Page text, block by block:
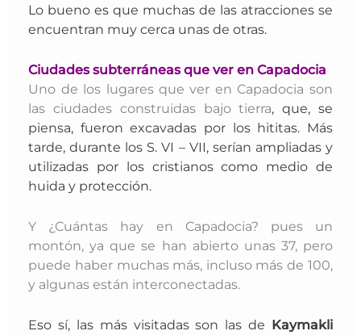
Lo bueno es que muchas de las atracciones se
encuentran muy cerca unas de otras.
Ciudades subterráneas que ver en Capadocia
Uno de los lugares que ver en Capadocia son
las ciudades construidas bajo tierra, que, se
piensa, fueron excavadas por los hititas. Más
tarde, durante los S. VI – VII, serían ampliadas y
utilizadas por los cristianos como medio de
huida y protección.
Y ¿Cuántas hay en Capadocia? pues un
montón, ya que se han abierto unas 37, pero
puede haber muchas más, incluso más de 100,
y algunas están interconectadas.
Eso sí, las más visitadas son las de Kaymakli